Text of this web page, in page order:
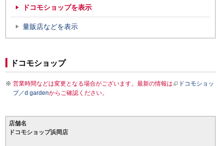
ドコモショップを表示
量販店などを表示
ドコモショップ
営業時間などは変更となる場合がございます。最新の情報は
ドコモショッ
プ／d gardenからご確認ください。
店舗名
ドコモショップ浜岡店